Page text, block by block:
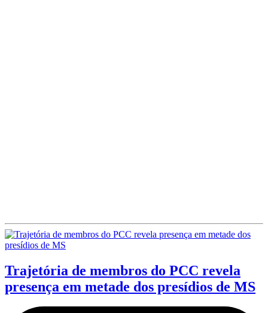
Trajetória de membros do PCC revela
presença em metade dos presídios de MS